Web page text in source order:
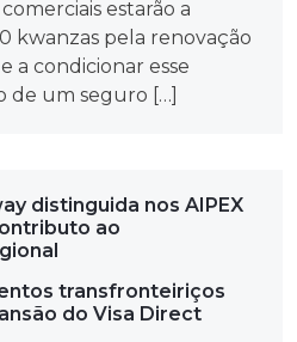
estarão a
kwanzas pela renovação
a condicionar esse
de um seguro […]
distinguida nos AIPEX
ao
transfronteiriços
do Visa Direct